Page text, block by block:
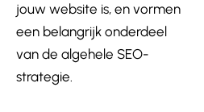
jouw website is, en vormen
een belangrijk onderdeel
van de algehele SEO-
strategie.